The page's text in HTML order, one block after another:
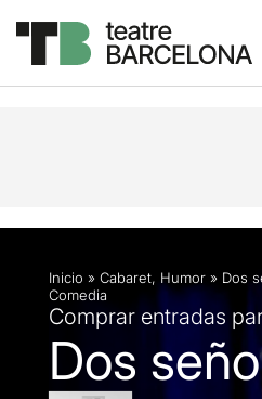
Descripción Ficha
Inicio » Cabaret, Humor » Dos
Comedia
Comprar entradas
Dos